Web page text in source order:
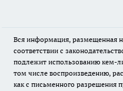
Вся информация, размещенная
соответствии с
подлежит использованию кем-
том числе воспроизведению,
как с письменного разрешения